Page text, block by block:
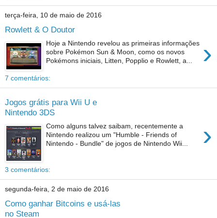
terça-feira, 10 de maio de 2016
Rowlett & O Doutor
›
Hoje a Nintendo revelou as primeiras informações
sobre Pokémon Sun & Moon, como os novos
Pokémons iniciais, Litten, Popplio e Rowlett, a...
7 comentários:
Jogos grátis para Wii U e
Nintendo 3DS
›
Como alguns talvez saibam, recentemente a
Nintendo realizou um "Humble - Friends of
Nintendo - Bundle" de jogos de Nintendo Wii...
3 comentários:
segunda-feira, 2 de maio de 2016
Como ganhar Bitcoins e usá-las
no Steam